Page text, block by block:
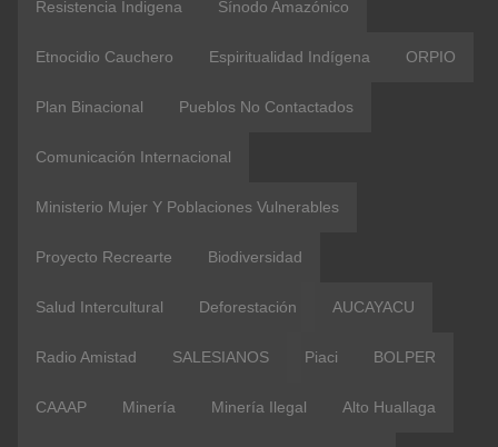
Resistencia Indigena Sínodo Amazónico
Etnocidio Cauchero Espiritualidad Indígena ORPIO
Plan Binacional Pueblos No Contactados
Comunicación Internacional
Ministerio Mujer Y Poblaciones Vulnerables
Proyecto Recrearte Biodiversidad
Salud Intercultural Deforestación AUCAYACU
Radio Amistad SALESIANOS Piaci BOLPER
CAAAP Minería Minería Ilegal Alto Huallaga